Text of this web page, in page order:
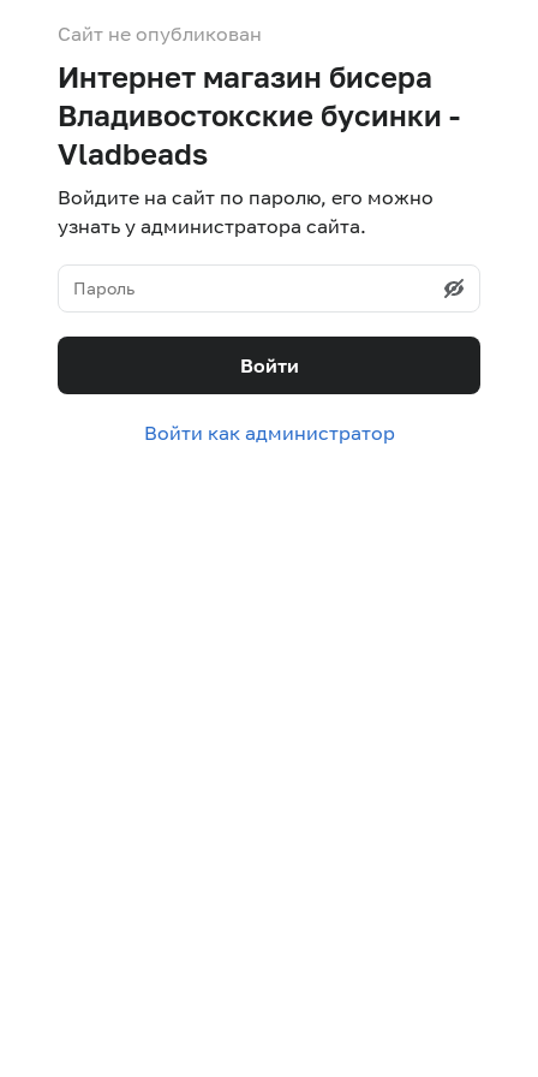
Сайт не опубликован
Интернет магазин бисера
Владивостокские бусинки -
Vladbeads
Войдите на сайт по паролю, его можно
узнать у администратора сайта.
Войти
Войти как администратор